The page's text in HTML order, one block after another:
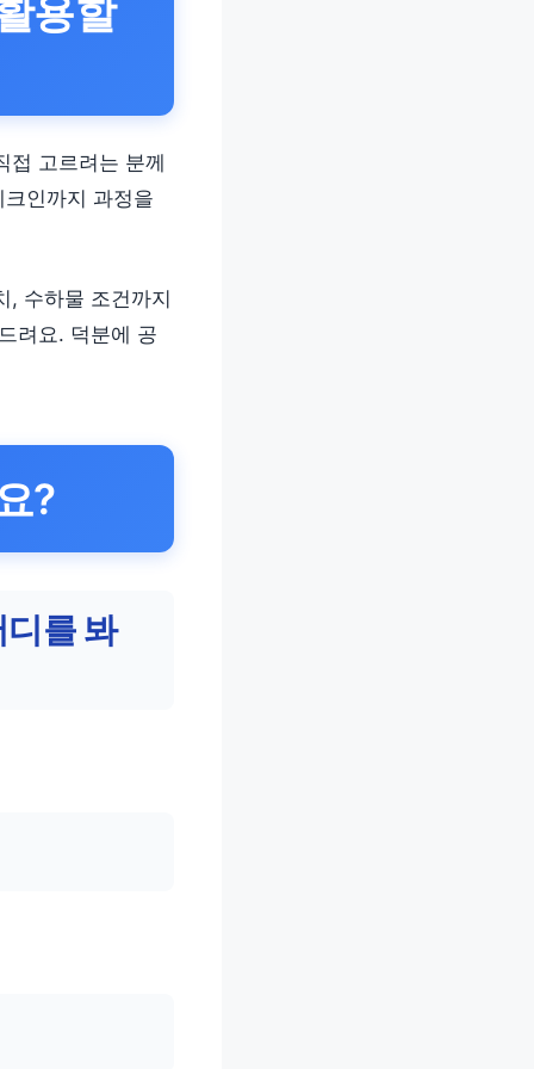
용할
접 고르려는 분께
인까지 과정을
, 수하물 조건까지
려요. 덕분에 공
?
를 봐